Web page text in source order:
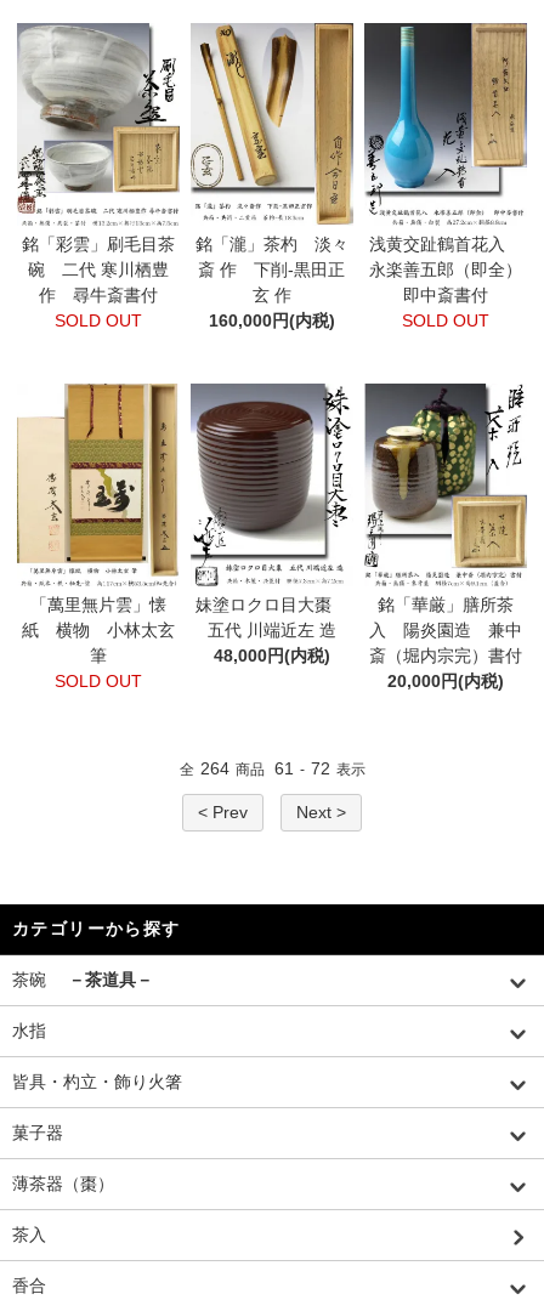
銘「彩雲」刷毛目茶
碗 二代 寒川栖豊
作 尋牛斎書付
SOLD OUT
銘「瀧」茶杓 淡々
斎 作 下削-黒田正
玄 作
160,000円(内税)
浅黄交趾鶴首花入
永楽善五郎（即全）
即中斎書付
SOLD OUT
「萬里無片雲」懐
紙 横物 小林太玄
筆
SOLD OUT
妹塗ロクロ目大棗
五代 川端近左 造
48,000円(内税)
銘「華厳」膳所茶
入 陽炎園造 兼中
斎（堀内宗完）書付
20,000円(内税)
全 264 商品 61 - 72 表示
< Prev Next >
カテゴリーから探す
茶碗 －茶道具－
水指
皆具・杓立・飾り火箸
菓子器
薄茶器（棗）
茶入
香合